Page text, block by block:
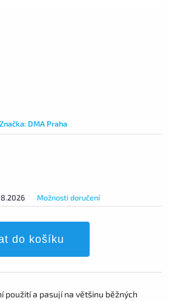
Značka: DMA Praha
Možnosti doručení
do košíku
použití a pasují na většinu běžných